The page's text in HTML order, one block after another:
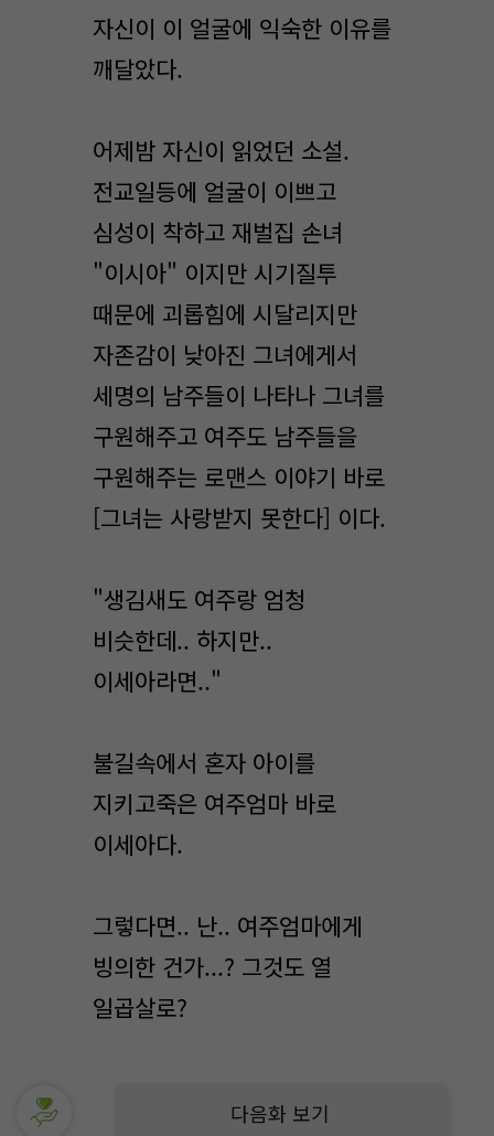
자신이 이 얼굴에 익숙한 이유를
깨달았다.
어제밤 자신이 읽었던 소설.
전교일등에 얼굴이 이쁘고
심성이 착하고 재벌집 손녀
"이시아" 이지만 시기질투
때문에 괴롭힘에 시달리지만
자존감이 낮아진 그녀에게서
세명의 남주들이 나타나 그녀를
구원해주고 여주도 남주들을
구원해주는 로맨스 이야기 바로
[그녀는 사랑받지 못한다] 이다.
"생김새도 여주랑 엄청
비슷한데.. 하지만..
이세아라면.."
불길속에서 혼자 아이를
지키고죽은 여주엄마 바로
이세아다.
그렇다면.. 난.. 여주엄마에게
빙의한 건가...? 그것도 열
일곱살로?
다음화 보기